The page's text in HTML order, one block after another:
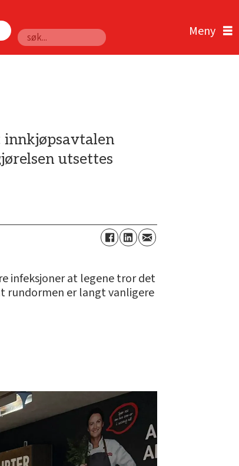
Søk
innkjøpsavtalen
utsettes
infeksjoner at legene tror det
rundormen er langt vanligere